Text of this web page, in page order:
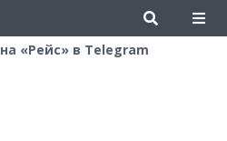
на «Рейс» в Telegram